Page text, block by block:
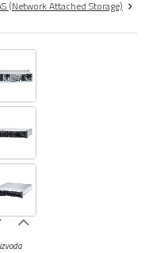
(Network Attached Storage)